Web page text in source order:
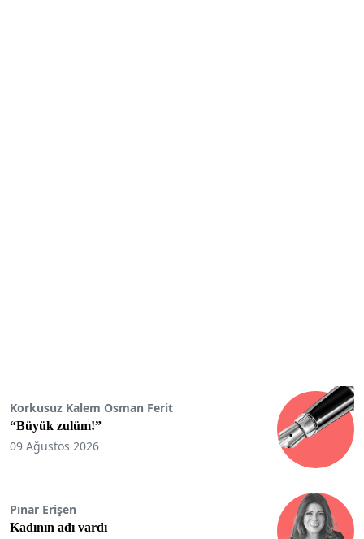
Korkusuz Kalem Osman Ferit
“Büyük zulüm!”
09 Ağustos 2026
Pınar Erişen
Kadının adı vardı